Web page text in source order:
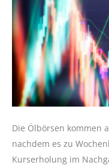
Die Ölbörsen kommen
nachdem es zu
Kurserholung im